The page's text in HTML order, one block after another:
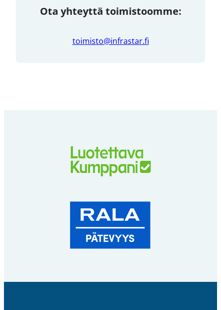
Ota yhteyttä toimistoomme:
toimisto@infrastar.fi